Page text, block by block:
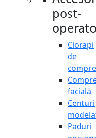
post-
Ciorapi
de
facială
Centuri
Paduri